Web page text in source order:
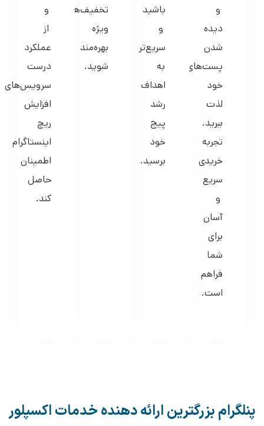
و
دیده
شدن
پست‌های
خود
لذت
ببرید.
تجربه
خریدی
سریع
و
آسان
برای
شما
فراهم
است.
باشید
و
سریع‌تر
به
اهداف
رشد
پیج
خود
برسید.
تخفیف‌های
ویژه
بهره‌مند
شوید.
و
از
عملکرد
درست
سرویس‌های
افزایش
ریچ
اینستاگرام
اطمینان
حاصل
کند.
پنلگرام بزرگترین ارائه دهنده خدمات اکسپلور